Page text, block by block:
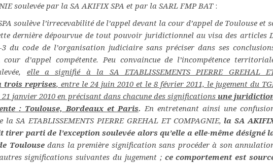
soulevée par la SA AKIFIX SPA et par la SARL FMP BAT :
soulève l’irrecevabilité de l’appel devant la cour d’appel de Toulouse et
dernière dépourvue de tout pouvoir juridictionnel au visa des articles
3 du code de l’organisation judiciaire sans préciser dans ses
d’appel compétente. Peu convaincue de l’incompétence
elle a signifié à la SA ETABLISSEMENTS PIERRE GREHAL
trois reprises, entre le 24 juin 2010 et le 8 février 2011, le jugement du
janvier 2010 en précisant dans chacune des significationsune
: Toulouse, Bordeaux et Paris. En entretenant ainsi une
la SA ETABLISSEMENTS PIERRE GREHAL ET COMPAGNIE,la SA
tirer parti de l’exception soulevée alors qu’elle a elle-même désigné
Toulouse dans la première signification sans procéder à son
significations suivantes du jugement ; ce comportement est